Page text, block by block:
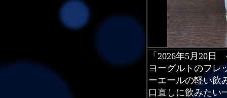
「2026年5月20
ヨーグルトのフレ
ーエールの軽い飲
口直しに飲みたい